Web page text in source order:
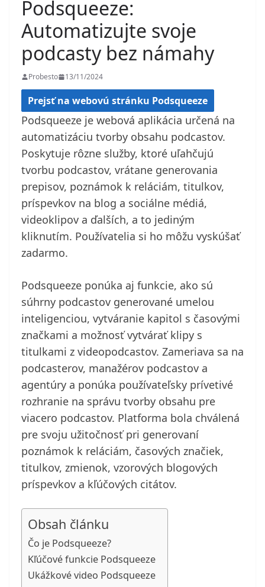
Podsqueeze:
Automatizujte svoje
podcasty bez námahy
Probesto 13/11/2024
Prejsť na webovú stránku Podsqueeze
Podsqueeze je webová aplikácia určená na
automatizáciu tvorby obsahu podcastov.
Poskytuje rôzne služby, ktoré uľahčujú
tvorbu podcastov, vrátane generovania
prepisov, poznámok k reláciám, titulkov,
príspevkov na blog a sociálne médiá,
videoklipov a ďalších, a to jediným
kliknutím. Používatelia si ho môžu vyskúšať
zadarmo.
Podsqueeze ponúka aj funkcie, ako sú
súhrny podcastov generované umelou
inteligenciou, vytváranie kapitol s časovými
značkami a možnosť vytvárať klipy s
titulkami z videopodcastov. Zameriava sa na
podcasterov, manažérov podcastov a
agentúry a ponúka používateľsky prívetivé
rozhranie na správu tvorby obsahu pre
viacero podcastov. Platforma bola chválená
pre svoju užitočnosť pri generovaní
poznámok k reláciám, časových značiek,
titulkov, zmienok, vzorových blogových
príspevkov a kľúčových citátov.
Obsah článku
Čo je Podsqueeze?
Kľúčové funkcie Podsqueeze
Ukážkové video Podsqueeze